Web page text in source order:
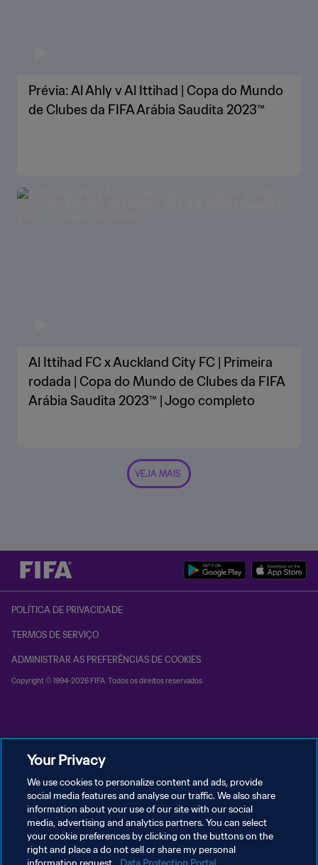
Prévia: Al Ahly v Al Ittihad | Copa do Mundo
de Clubes da FIFA Arábia Saudita 2023™
Al Ittihad FC x Auckland City FC | Primeira
rodada | Copa do Mundo de Clubes da FIFA
Arábia Saudita 2023™ | Jogo completo
VEJA MAIS
POLÍTICA DE PRIVACIDADE
TERMOS DE SERVIÇO
ADMINISTRAR AS PREFERÊNCIAS DE COOKIES
Copyright © 1994-2026 FIFA. Todos os direitos reservados.
Your Privacy
We use cookies to personalize content and ads, provide
social media features and analyse our traffic. We also share
information about your use of our site with our social
media, advertising and analytics partners. You can select
your cookie preferences by clicking on the buttons on the
right and place a do not sell or share my personal